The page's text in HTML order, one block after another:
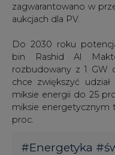
zagwarantowano w
aukcjach dla PV.
Do 2030 roku
bin Rashid Al
rozbudowany z 1
chce zwiększyć
miksie energii do 25
miksie energetycznym
proc.
#Energetyka #